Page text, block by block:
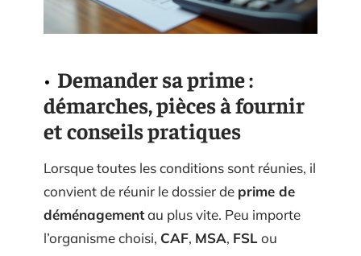
Demander sa prime :
démarches, pièces à fournir
et conseils pratiques
Lorsque toutes les conditions sont réunies, il
convient de réunir le dossier de prime de
déménagementau plus vite. Peu importe
l’organisme choisi, CAF, MSA, FSLou